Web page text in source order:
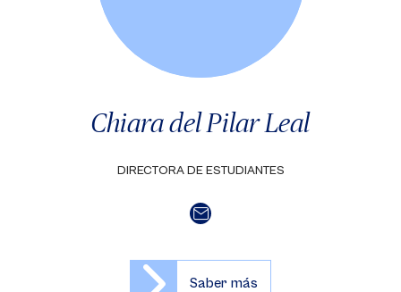
Chiara del Pilar Leal
DIRECTORA DE ESTUDIANTES
Saber más